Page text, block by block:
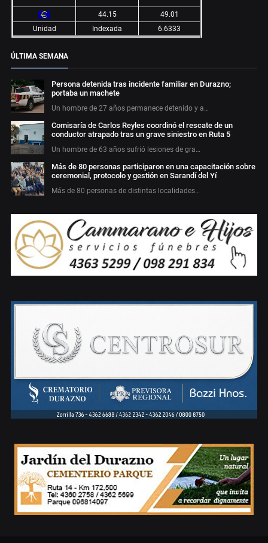
44.15
49.01
Unidad
Indexada 6.6333
ÚLTIMA SEMANA
Persona detenida tras incidente familiar en Durazno;
portaba un machete
Un hombre de 27 años permanece detenido y a…
Comisaría de Carlos Reyles coordinó el rescate de un
conductor atrapado tras un grave siniestro en Ruta 5
Un hombre de 63 años sufrió lesiones de gra…
Más de 80 personas participaron en una capacitación sobre
ceremonial, protocolo y gestión en Sarandí del Yí
Más de 80 personas de distintas localidades…